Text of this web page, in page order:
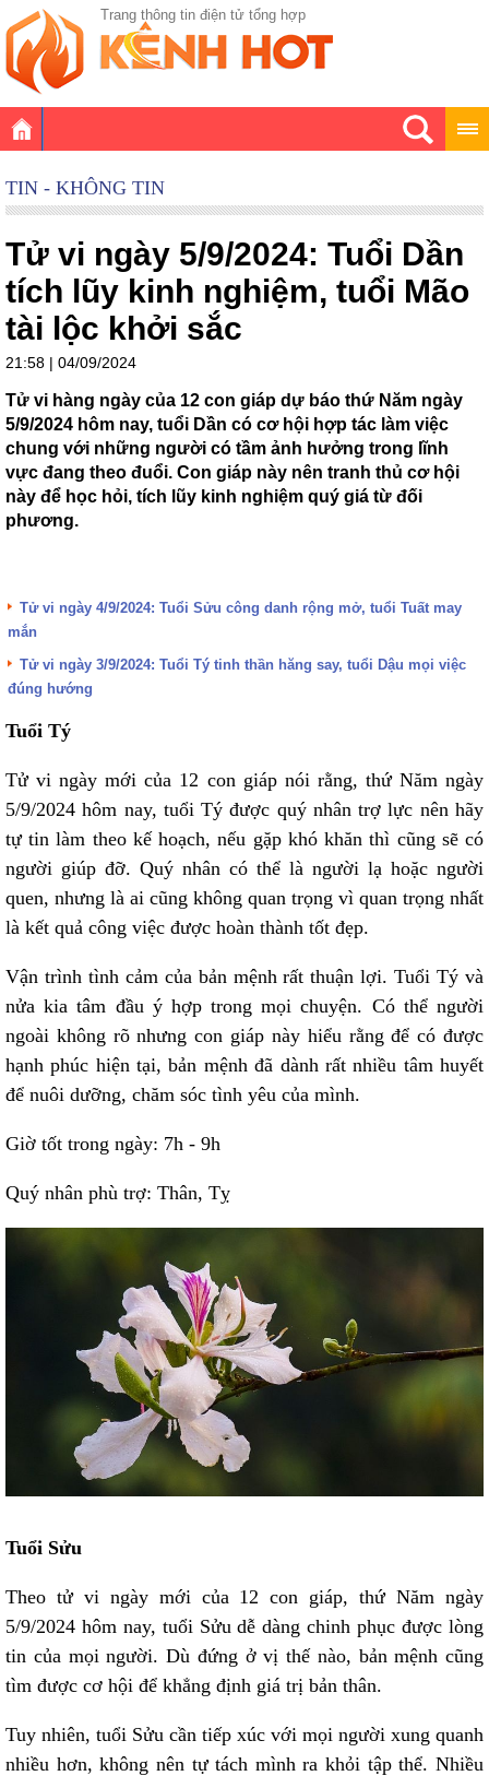
Trang thông tin điện tử tổng hợp
TIN - KHÔNG TIN
Tử vi ngày 5/9/2024: Tuổi Dần
tích lũy kinh nghiệm, tuổi Mão
tài lộc khởi sắc
21:58 | 04/09/2024
Tử vi hàng ngày của 12 con giáp dự báo thứ Năm ngày
5/9/2024 hôm nay, tuổi Dần có cơ hội hợp tác làm việc
chung với những người có tầm ảnh hưởng trong lĩnh
vực đang theo đuổi. Con giáp này nên tranh thủ cơ hội
này để học hỏi, tích lũy kinh nghiệm quý giá từ đối
phương.
Tử vi ngày 4/9/2024: Tuổi Sửu công danh rộng mở, tuổi Tuất may
mắn
Tử vi ngày 3/9/2024: Tuổi Tý tinh thần hăng say, tuổi Dậu mọi việc
đúng hướng
Tuổi Tý
Tử vi ngày mới của 12 con giáp nói rằng, thứ Năm ngày
5/9/2024 hôm nay, tuổi Tý được quý nhân trợ lực nên hãy
tự tin làm theo kế hoạch, nếu gặp khó khăn thì cũng sẽ có
người giúp đỡ. Quý nhân có thể là người lạ hoặc người
quen, nhưng là ai cũng không quan trọng vì quan trọng nhất
là kết quả công việc được hoàn thành tốt đẹp.
Vận trình tình cảm của bản mệnh rất thuận lợi. Tuổi Tý và
nửa kia tâm đầu ý hợp trong mọi chuyện. Có thể người
ngoài không rõ nhưng con giáp này hiểu rằng để có được
hạnh phúc hiện tại, bản mệnh đã dành rất nhiều tâm huyết
để nuôi dưỡng, chăm sóc tình yêu của mình.
Giờ tốt trong ngày: 7h - 9h
Quý nhân phù trợ: Thân, Tỵ
Tuổi Sửu
Theo tử vi ngày mới của 12 con giáp, thứ Năm ngày
5/9/2024 hôm nay, tuổi Sửu dễ dàng chinh phục được lòng
tin của mọi người. Dù đứng ở vị thế nào, bản mệnh cũng
tìm được cơ hội để khẳng định giá trị bản thân.
Tuy nhiên, tuổi Sửu cần tiếp xúc với mọi người xung quanh
nhiều hơn, không nên tự tách mình ra khỏi tập thể. Nhiều